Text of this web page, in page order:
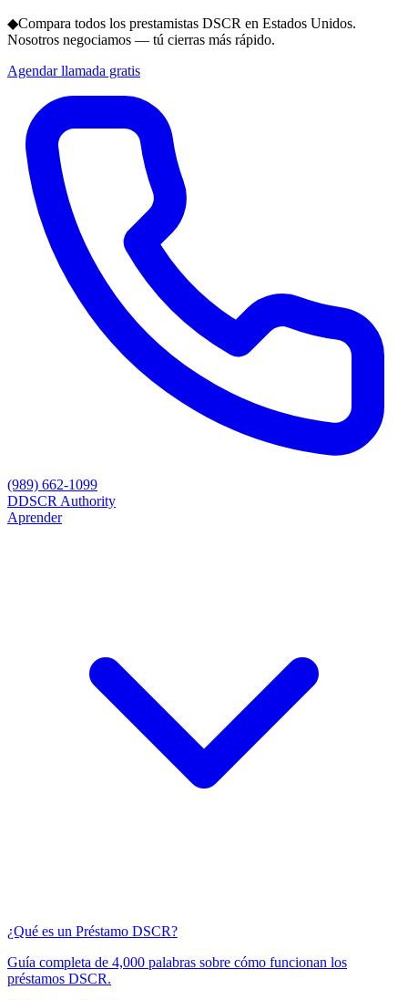
◆Compara todos los prestamistas DSCR en Estados Unidos.
Nosotros negociamos — tú cierras más rápido.
Agendar llamada gratis
(989) 662-1099
DDSCR Authority
Aprender
¿Qué es un Préstamo DSCR?
Guía completa de 4,000 palabras sobre cómo funcionan los
préstamos DSCR.